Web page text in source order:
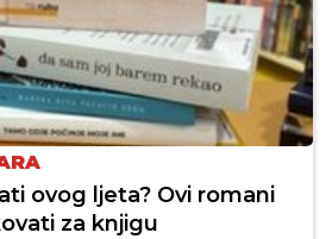
ovog ljeta? Ovi romani
za knjigu